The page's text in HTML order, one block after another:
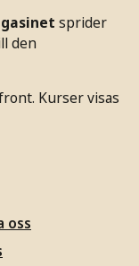
sprider
den
Kurser visas
oss